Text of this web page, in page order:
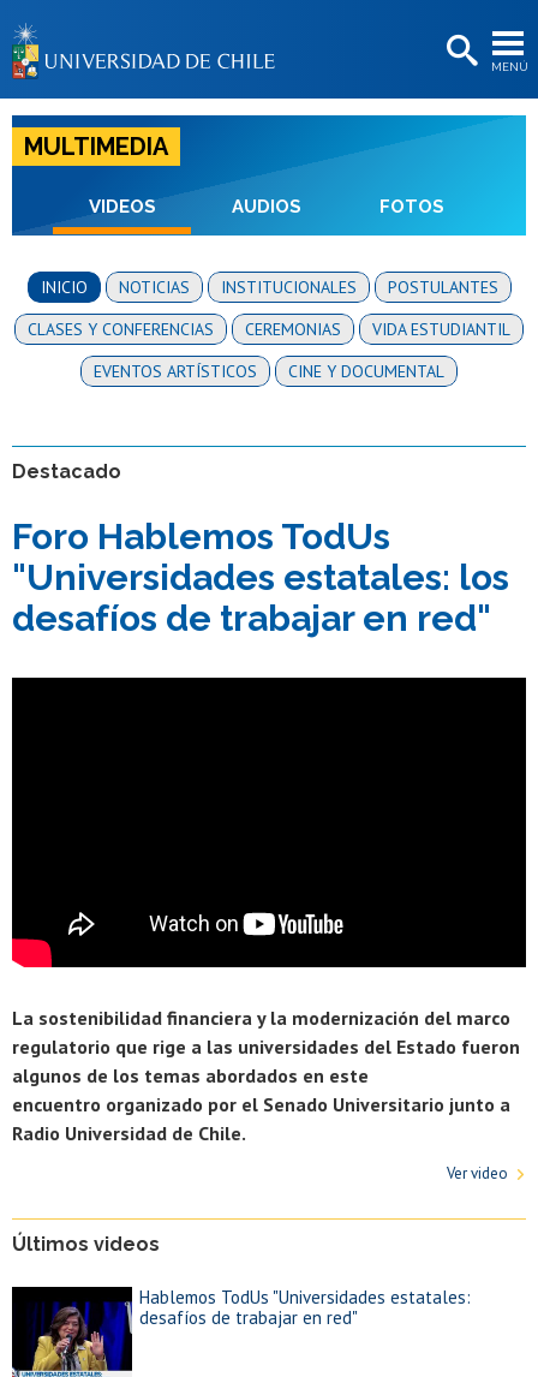
MENÚ
BIBLIOTECAS
LA UNIVERSIDAD
Postulantes
Académicas/os
Funcionarias/os
Egresadas/os
MULTIMEDIA
VIDEOS AUDIOS FOTOS
INICIO NOTICIAS INSTITUCIONALES
POSTULANTES
CLASES Y CONFERENCIAS
CEREMONIAS
VIDA ESTUDIANTIL
EVENTOS ARTÍSTICOS
CINE Y DOCUMENTAL
Destacado
Foro Hablemos TodUs
"Universidades estatales: los
desafíos de trabajar en red"
La sostenibilidad financiera y la modernización del marco
regulatorio que rige a las universidades del Estado fueron
algunos de los temas abordados en este
encuentro organizado por el Senado Universitario junto a
Radio Universidad de Chile.
Ver video
Últimos videos
Hablemos TodUs "Universidades estatales:
desafíos de trabajar en red"